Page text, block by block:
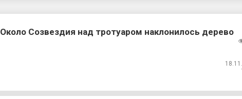
Около Созвездия над тротуаром наклонилось дерево